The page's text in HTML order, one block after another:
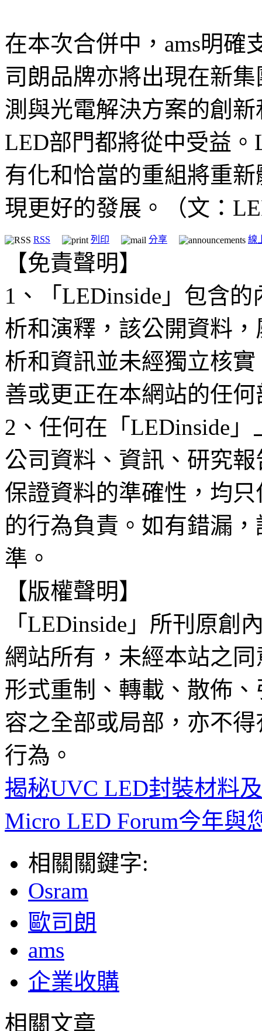
在本次合併中，ams明確
司朗品牌亦將出現在新
測與光電解決方案的創
LED部門都將從中受益
有化和恰當的重組將重
現更好的發展。（文：
RSS 列印 分享 線
【免責聲明】
1、「LEDinside」包含
析和演釋，該公開資料
析和資訊並未經獨立核
善或更正在本網站的任
2、任何在「LEDinside
公司資料、資訊、研究
保證資料的準確性，均
的行為負責。如有錯漏
準。
【版權聲明】
「LEDinside」所刊原創
網站所有，未經本站之
形式重制、轉載、散佈
容之全部或局部，亦不
行為。
揭秘UVC LED封裝材料
Micro LED Forum今年與
相關關鍵字:
Osram
歐司朗
ams
企業收購
相關文章